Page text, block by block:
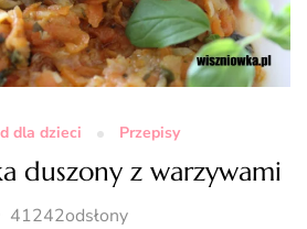
dla dzieci Przepisy
duszony z warzywami
41242odsłony